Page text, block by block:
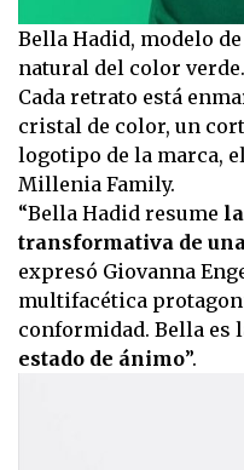
Bella Hadid, modelo
natural del color verde.
Cada retrato está
cristal de color, un
logotipo de la marca,
Millenia Family.
“Bella Hadid resume
transformativa de
expresó Giovanna
multifacética
conformidad. Bella es
estado de ánimo”.